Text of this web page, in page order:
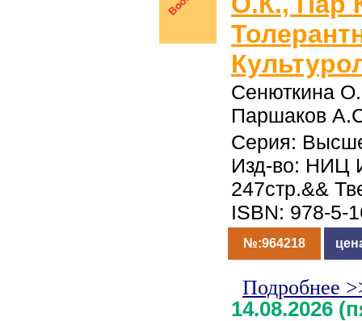
Сенюткина
Паршаков
Серия:
Изд-во: НИЦ
247стр.&&
ISBN: 978-5-
№:964218
Подробнее
14.08.2026